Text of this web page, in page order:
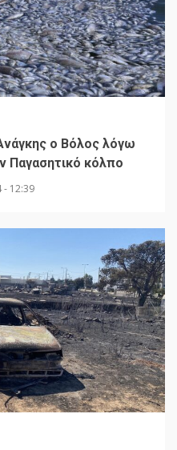
ο Βόλος λόγω
Παγασητικό κόλπο
12:39